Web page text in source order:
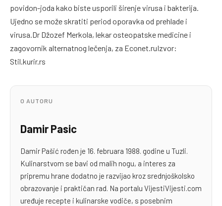
povidon-joda kako biste usporili širenje virusa i bakterija.
Ujedno se može skratiti period oporavka od prehlade i
virusa.Dr Džozef Merkola, lekar osteopatske medicine i
zagovornik alternatnog lečenja, za Econet.ruIzvor:
Stil.kurir.rs
O AUTORU
Damir Pasic
Damir Pašić rođen je 16. februara 1988. godine u Tuzli.
Kulinarstvom se bavi od malih nogu, a interes za
pripremu hrane dodatno je razvijao kroz srednjoškolsko
obrazovanje i praktičan rad. Na portalu VijestiVijesti.com
uređuje recepte i kulinarske vodiče, s posebnim